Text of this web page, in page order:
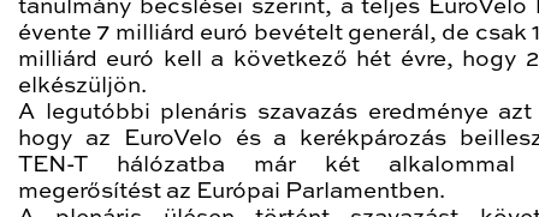
tanulmány becslései szerint, a teljes EuroVelo
évente 7 milliárd euró bevételt generál, de csak
milliárd euró kell a következő hét évre, hogy
elkészüljön.
A legutóbbi plenáris szavazás eredménye
hogy az EuroVelo és a kerékpározás
TEN-T hálózatba már két alkalommal
megerősítést az Európai Parlamentben.